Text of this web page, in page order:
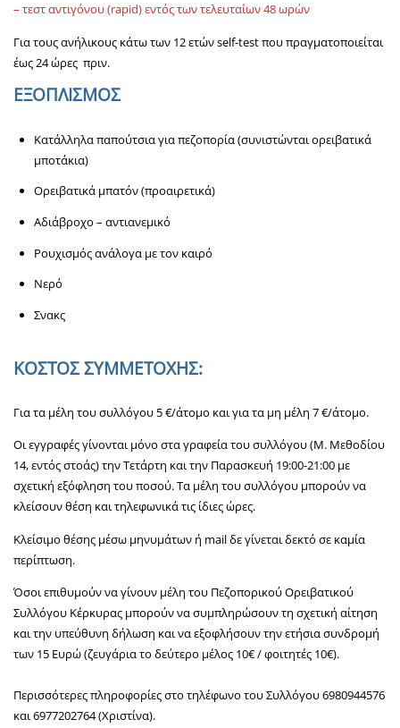
– τεστ αντιγόνου (rapid) εντός των τελευταίων 48 ωρών
Για τους ανήλικους κάτω των 12 ετών self-test που πραγματοποιείται
έως 24 ώρες πριν.
ΕΞΟΠΛΙΣΜΟΣ
Κατάλληλα παπούτσια για πεζοπορία (συνιστώνται ορειβατικά
μποτάκια)
Ορειβατικά μπατόν (προαιρετικά)
Αδιάβροχο – αντιανεμικό
Ρουχισμός ανάλογα με τον καιρό
Νερό
Σνακς
ΚΟΣΤΟΣ ΣΥΜΜΕΤΟΧΗΣ:
Για τα μέλη του συλλόγου 5 €/άτομο και για τα μη μέλη 7 €/άτομο.
Οι εγγραφές γίνονται μόνο στα γραφεία του συλλόγου (Μ. Μεθοδίου
14, εντός στοάς) την Τετάρτη και την Παρασκευή 19:00-21:00 με
σχετική εξόφληση του ποσού. Τα μέλη του συλλόγου μπορούν να
κλείσουν θέση και τηλεφωνικά τις ίδιες ώρες.
Κλείσιμο θέσης μέσω μηνυμάτων ή mail δε γίνεται δεκτό σε καμία
περίπτωση.
Όσοι επιθυμούν να γίνουν μέλη του Πεζοπορικού Ορειβατικού
Συλλόγου Κέρκυρας μπορούν να συμπληρώσουν τη σχετική αίτηση
και την υπεύθυνη δήλωση και να εξοφλήσουν την ετήσια συνδρομή
των 15 Ευρώ (ζευγάρια το δεύτερο μέλος 10€ / φοιτητές 10€).
Περισσότερες πληροφορίες στο τηλέφωνο του Συλλόγου 6980944576
και 6977202764 (Χριστίνα).